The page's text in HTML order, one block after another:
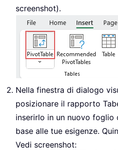
screenshot).
Nella finestra di dialogo
posizionare il rapporto
inserirlo in un nuovo foglio
base alle tue esigenze.
Vedi screenshot: